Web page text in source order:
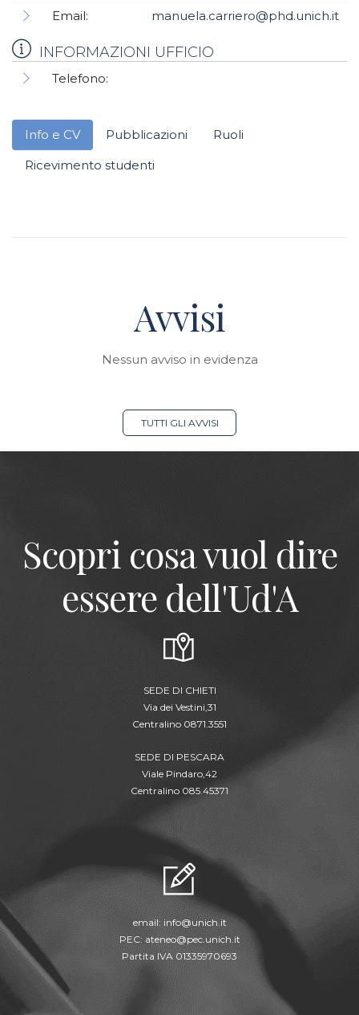
Email: manuela.carriero@phd.unich.it
INFORMAZIONI UFFICIO
Telefono:
Info e CV Pubblicazioni
Ruoli
Ricevimento studenti
Avvisi
Nessun avviso in evidenza
TUTTI GLI AVVISI
Scopri cosa vuol dire
essere dell'Ud'A
SEDE DI CHIETI
Via dei Vestini,31
Centralino 0871.3551
SEDE DI PESCARA
Viale Pindaro,42
Centralino 085.45371
email: info@unich.it
PEC: ateneo@pec.unich.it
Partita IVA 01335970693